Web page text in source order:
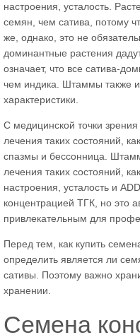
настроения, усталость.
семян, чем сатива, потому
же, однако, это не
доминантные растения
означает, что все сатива-
чем индика. Штаммы также
характеристики.
С медицинской точки
лечения таких состояний,
спазмы и бессонница.
лечения таких состояний,
настроения, усталость и
концентрацией ТГК, но это
привлекательным для
Перед тем, как купить
определить является ли
сативы. Поэтому важно
хранении.
Семена